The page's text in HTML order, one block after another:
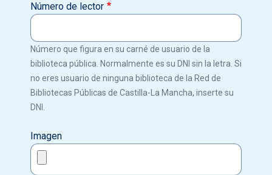
Número de lector
Número que figura en su carné de usuario de la
biblioteca pública. Normalmente es su DNI sin la letra. Si
no eres usuario de ninguna biblioteca de la Red de
Bibliotecas Públicas de Castilla-La Mancha, inserte su
DNI.
Imagen